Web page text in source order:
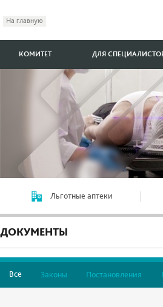
На главную
КОМИТЕТ ДЛЯ
Льготные аптеки
ДОКУМЕНТЫ
Все Законы Постановления